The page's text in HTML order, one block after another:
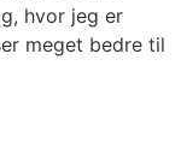
hvor jeg er
meget bedre til